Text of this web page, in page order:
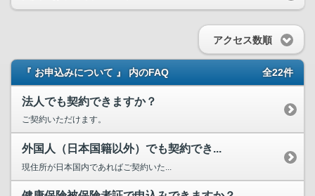
アクセス数順
『 お申込みについて 』 内のFAQ 全22件
法人でも契約できますか？
ご契約いただけます。
外国人（日本国籍以外）でも契約でき...
現住所が日本国内であればご契約いた...